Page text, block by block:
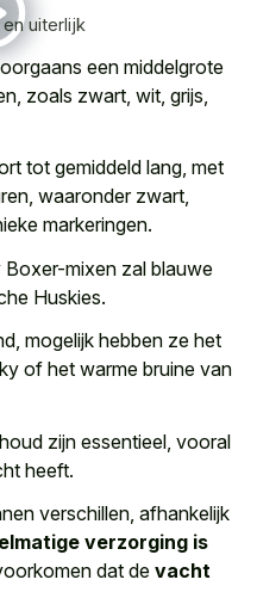
uiterlijk
een middelgrote
zoals zwart, wit, grijs,
tot gemiddeld lang, met
waaronder zwart,
markeringen.
mixen zal blauwe
Huskies.
mogelijk hebben ze het
of het warme bruine van
zijn essentieel, vooral
heeft.
verschillen, afhankelijk
verzorging is
dat de vacht